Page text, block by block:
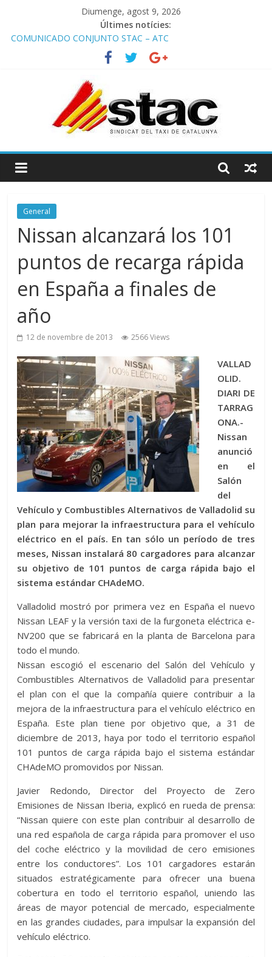
Diumenge, agost 9, 2026
Últimes notícies:
COMUNICADO CONJUNTO STAC – ATC
Comunicado STAC/ ATC de la reunión con los Mossos d
‘Esquadra del aeropuerto de Barcelona.
Programa de Radio TAXI LIBRE 29.07.2026 en COOLTURA FM.
STAC/ATC SOLICITAN TAULA TÈCNICA PARA MEJORAR LA
OPERATIVA DE ENTRADA EN EL PUERTO DE BARCELONA.
Programa de Radio TAXI LIBRE 22.07.2026 en COOLTURA FM.
General
Nissan alcanzará los 101
puntos de recarga rápida
en España a finales de
año
12 de novembre de 2013 2566 Views
VALLAD
OLID.
DIARI DE
TARRAG
ONA.-
Nissan
anunció
en el
Salón
del
Vehículo y Combustibles Alternativos de Valladolid su
plan para mejorar la infraestructura para el vehículo
eléctrico en el país. En tan sólo un período de tres
meses, Nissan instalará 80 cargadores para alcanzar
su objetivo de 101 puntos de carga rápida bajo el
sistema estándar CHAdeMO.
Valladolid mostró por primera vez en España el nuevo
Nissan LEAF y la versión taxi de la furgoneta eléctrica e-
NV200 que se fabricará en la planta de Barcelona para
todo el mundo.
Nissan escogió el escenario del Salón del Vehículo y
Combustibles Alternativos de Valladolid para presentar
el plan con el que la compañía quiere contribuir a la
mejora de la infraestructura para el vehículo eléctrico en
España. Este plan tiene por objetivo que, a 31 de
diciembre de 2013, haya por todo el territorio español
101 puntos de carga rápida bajo el sistema estándar
CHAdeMO promovidos por Nissan.
Javier Redondo, Director del Proyecto de Zero
Emisiones de Nissan Iberia, explicó en rueda de prensa:
“Nissan quiere con este plan contribuir al desarrollo de
una red española de carga rápida para promover el uso
del coche eléctrico y la movilidad de cero emisiones
entre los conductores”. Los 101 cargadores estarán
situados estratégicamente para ofrecer una buena
cobertura en todo el territorio español, uniendo las
áreas de mayor potencial de mercado, especialmente
en las grandes ciudades, para impulsar la expansión del
vehículo eléctrico.